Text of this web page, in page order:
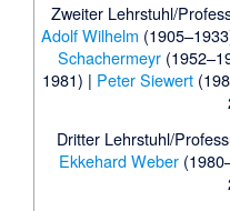
Zweiter Lehrstuhl/
Adolf Wilhelm
Schachermeyr
1981) | Peter Siewert
Dritter Lehrstuhl/
Ekkehard Weber